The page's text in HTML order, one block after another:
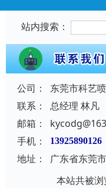
站内搜索：
公司：
东莞市科艺
联系：
总经理 林凡
邮箱：
手机：
13925890126
地址：
广东省东莞
本站共被